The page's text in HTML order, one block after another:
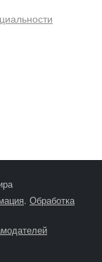
. Обработка